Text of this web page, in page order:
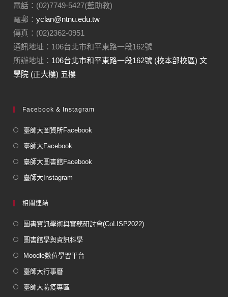
電話：(02)7749-5427(藍助教)
電郵：yclan@ntnu.edu.tw
傳真：(02)2362-0951
通訊地址：106台北市和平東路一段162號
所辦地址： 106台北市和平東路一段162號 (校本部校區) 文
學院 (正大樓) 五樓
Facebook & Instagram
臺師大圖資所Facebook
臺師大Facebook
臺師大圖書館Facebook
臺師大Instagram
相關連結
圖書資訊學術與實務研討會(CoLISP2022)
圖書館學與資訊科學
Moodle數位學習平台
臺師大行事曆
臺師大防疫專區